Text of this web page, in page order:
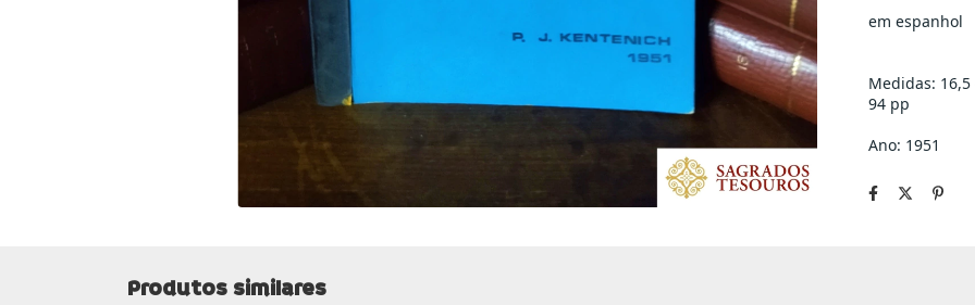
em espanhol
Medidas: 16,5
94 pp
Ano: 1951
Produtos similares